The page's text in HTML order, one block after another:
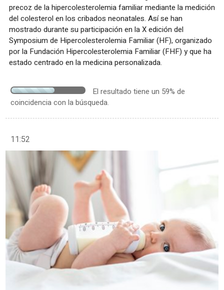
precoz de la hipercolesterolemia familiar mediante la medición
del colesterol en los cribados neonatales. Así se han
mostrado durante su participación en la X edición del
Symposium de Hipercolesterolemia Familiar (HF), organizado
por la Fundación Hipercolesterolemia Familiar (FHF) y que ha
estado centrado en la medicina personalizada.
El resultado tiene un 59% de
coincidencia con la búsqueda.
11:52